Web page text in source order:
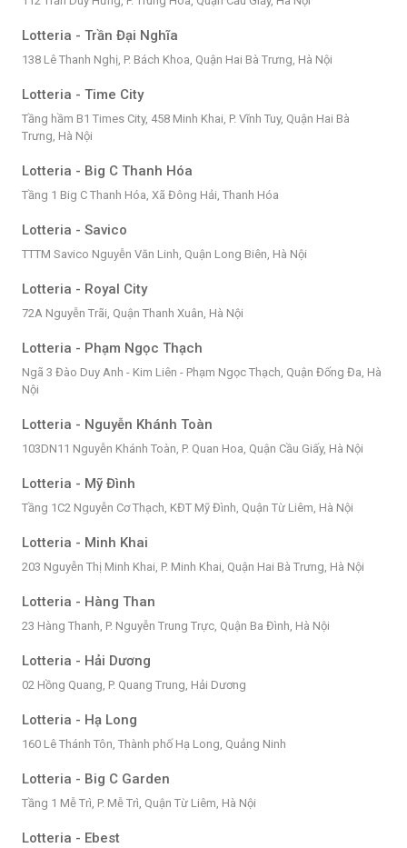
Lotteria - Trần Đại Nghĩa
138 Lê Thanh Nghị, P. Bách Khoa, Quận Hai Bà Trưng, Hà Nội
Lotteria - Time City
Tầng hầm B1 Times City, 458 Minh Khai, P. Vĩnh Tuy, Quận Hai Bà
Trưng, Hà Nội
Lotteria - Big C Thanh Hóa
Tầng 1 Big C Thanh Hóa, Xã Đông Hải, Thanh Hóa
Lotteria - Savico
TTTM Savico Nguyễn Văn Linh, Quận Long Biên, Hà Nội
Lotteria - Royal City
72A Nguyễn Trãi, Quận Thanh Xuân, Hà Nội
Lotteria - Phạm Ngọc Thạch
Ngã 3 Đào Duy Anh - Kim Liên - Phạm Ngọc Thạch, Quận Đống Đa, Hà
Nội
Lotteria - Nguyễn Khánh Toàn
103DN11 Nguyễn Khánh Toàn, P. Quan Hoa, Quận Cầu Giấy, Hà Nội
Lotteria - Mỹ Đình
Tầng 1C2 Nguyễn Cơ Thạch, KĐT Mỹ Đình, Quận Từ Liêm, Hà Nội
Lotteria - Minh Khai
203 Nguyễn Thị Minh Khai, P. Minh Khai, Quận Hai Bà Trưng, Hà Nội
Lotteria - Hàng Than
23 Hàng Thanh, P. Nguyễn Trung Trực, Quận Ba Đình, Hà Nội
Lotteria - Hải Dương
02 Hồng Quang, P. Quang Trung, Hải Dương
Lotteria - Hạ Long
160 Lê Thánh Tôn, Thành phố Hạ Long, Quảng Ninh
Lotteria - Big C Garden
Tầng 1 Mễ Trì, P. Mễ Trì, Quận Từ Liêm, Hà Nội
Lotteria - Ebest